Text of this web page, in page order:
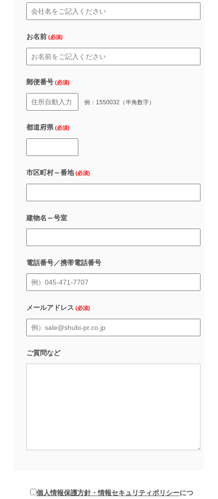
お名前 (必須)
郵便番号 (必須)
例：1550032（半角数字）
都道府県 (必須)
市区町村～番地(必須)
建物名～号室
電話番号／携帯電話番号
メールアドレス (必須)
ご質問など
個人情報保護方針・情報セキュリティポリシーにつ